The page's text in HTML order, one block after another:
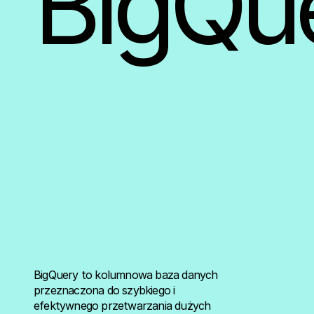
BigQuery to kolumnowa baza danych
przeznaczona do szybkiego i
efektywnego przetwarzania dużych